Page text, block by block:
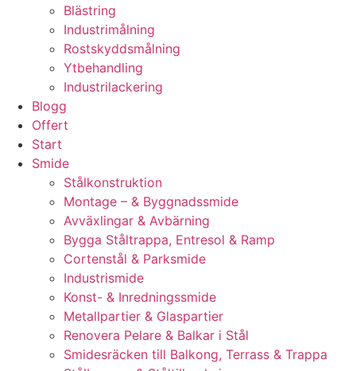
Blästring
Industrimålning
Rostskyddsmålning
Ytbehandling
Industrilackering
Blogg
Offert
Start
Smide
Stålkonstruktion
Montage – & Byggnadssmide
Avväxlingar & Avbärning
Bygga Ståltrappa, Entresol & Ramp
Cortenstål & Parksmide
Industrismide
Konst- & Inredningssmide
Metallpartier & Glaspartier
Renovera Pelare & Balkar i Stål
Smidesräcken till Balkong, Terrass & Trappa